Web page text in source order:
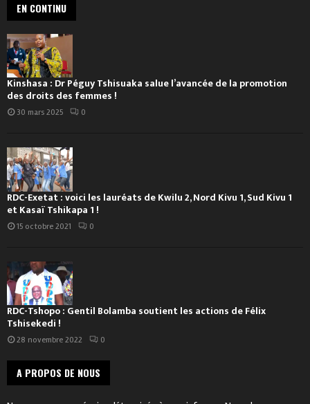
EN CONTINU
Kinshasa : Dr Péguy Tshisuaka salue l’avancée de la promotion
des droits des femmes !
30 mars 2025 0
RDC-Exetat : voici les lauréats de Kwilu 2, Nord Kivu 1, Sud Kivu 1
et Kasaï Tshikapa 1 !
15 octobre 2021 0
RDC-Tshopo : Gentil Bolamba soutient les actions de Félix
Tshisekedi !
28 novembre 2022 0
A PROPOS DE NOUS